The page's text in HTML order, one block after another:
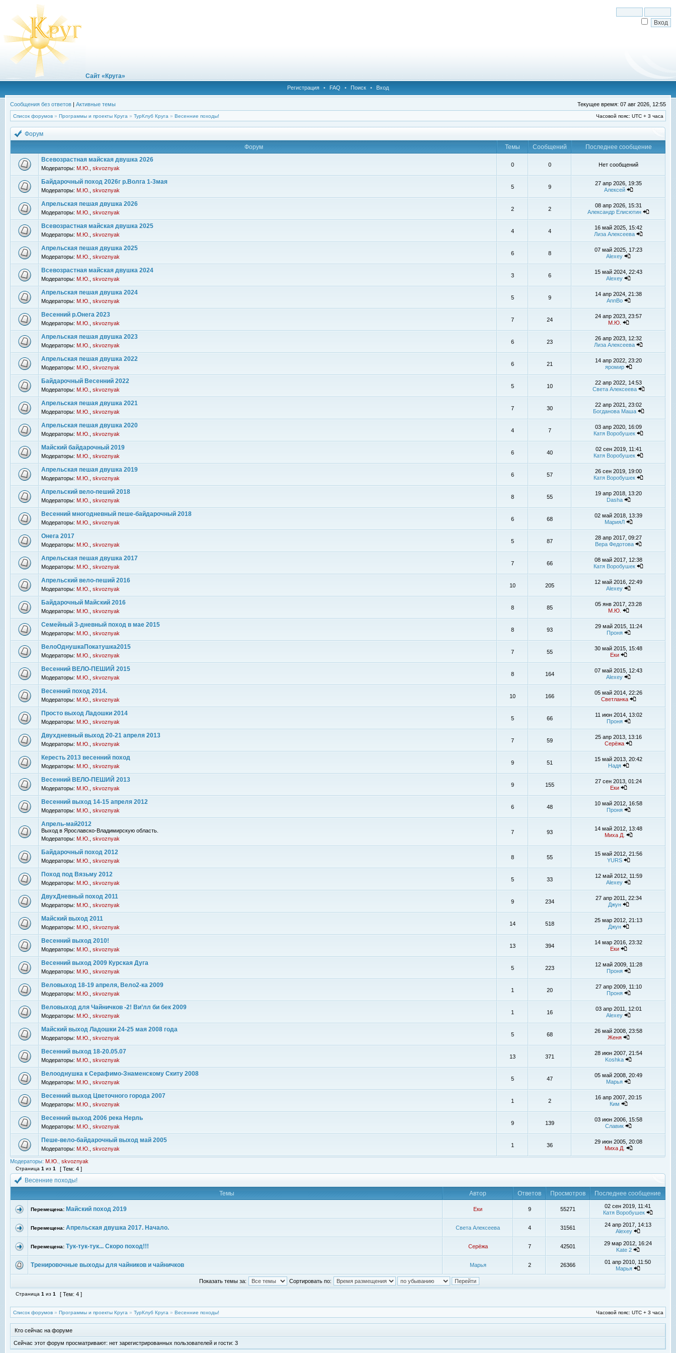
Сайт «Круга»
Регистрация • FAQ • Поиск • Вход
Сообщения без ответов | Активные темы Текущее время: 07 авг 2026, 12:55
Список форумов » Программы и проекты Круга » ТурКлуб Круга » Весенние походы! Часовой пояс: UTC + 3 часа
Форум
Форум
Темы Сообщений
Последнее сообщение
Всевозрастная майская двушка 2026
Модераторы: М.Ю. skvoznyak
0 0 Нет сообщений
Байдарочный поход 2026г р.Волга 1-3мая
Модераторы: М.Ю. skvoznyak
5 9
27 апр 2026, 19:35
Алексей
Апрельская пешая двушка 2026
Модераторы: М.Ю. skvoznyak
2 2
08 апр 2026, 15:31
Александр Елисютин
Всевозрастная майская двушка 2025
Модераторы: М.Ю. skvoznyak
4 4
16 май 2025, 15:42
Лиза Алексеева
Апрельская пешая двушка 2025
Модераторы: М.Ю. skvoznyak
6 8
07 май 2025, 17:23
Alexey
Всевозрастная майская двушка 2024
Модераторы: М.Ю. skvoznyak
3 6
15 май 2024, 22:43
Alexey
Апрельская пешая двушка 2024
Модераторы: М.Ю. skvoznyak
5 9
14 апр 2024, 21:38
AnnBo
Весенний р.Онега 2023
Модераторы: М.Ю. skvoznyak
7 24
24 апр 2023, 23:57
М.Ю.
Апрельская пешая двушка 2023
Модераторы: М.Ю. skvoznyak
6 23
26 апр 2023, 12:32
Лиза Алексеева
Апрельская пешая двушка 2022
Модераторы: М.Ю. skvoznyak
6 21
14 апр 2022, 23:20
яромир
Байдарочный Весенний 2022
Модераторы: М.Ю. skvoznyak
5 10
22 апр 2022, 14:53
Света Алексеева
Апрельская пешая двушка 2021
Модераторы: М.Ю. skvoznyak
7 30
22 апр 2021, 23:02
Богданова Маша
Апрельская пешая двушка 2020
Модераторы: М.Ю. skvoznyak
4 7
03 апр 2020, 16:09
Катя Воробушек
Майский байдарочный 2019
Модераторы: М.Ю. skvoznyak
6 40
02 сен 2019, 11:41
Катя Воробушек
Апрельская пешая двушка 2019
Модераторы: М.Ю. skvoznyak
6 57
26 сен 2019, 19:00
Катя Воробушек
Апрельский вело-пеший 2018
Модераторы: М.Ю. skvoznyak
8 55
19 апр 2018, 13:20
Dasha
Весенний многодневный пеше-байдарочный 2018
Модераторы: М.Ю. skvoznyak
6 68
02 май 2018, 13:39
МарияЛ
Онега 2017
Модераторы: М.Ю. skvoznyak
5 87
28 апр 2017, 09:27
Вера Федотова
Апрельская пешая двушка 2017
Модераторы: М.Ю. skvoznyak
7 66
08 май 2017, 12:38
Катя Воробушек
Апрельский вело-пеший 2016
Модераторы: М.Ю. skvoznyak
10 205
12 май 2016, 22:49
Alexey
Байдарочный Майский 2016
Модераторы: М.Ю. skvoznyak
8 85
05 янв 2017, 23:28
М.Ю.
Семейный 3-дневный поход в мае 2015
Модераторы: М.Ю. skvoznyak
8 93
29 май 2015, 11:24
Проня
ВелоОднушкаПокатушка2015
Модераторы: М.Ю. skvoznyak
7 55
30 май 2015, 15:48
Еки
Весенний ВЕЛО-ПЕШИЙ 2015
Модераторы: М.Ю. skvoznyak
8 164
07 май 2015, 12:43
Alexey
Весенний поход 2014.
Модераторы: М.Ю. skvoznyak
10 166
05 май 2014, 22:26
Светланка
Просто выход Ладошки 2014
Модераторы: М.Ю. skvoznyak
5 66
11 июн 2014, 13:02
Проня
Двухдневный выход 20-21 апреля 2013
Модераторы: М.Ю. skvoznyak
7 59
25 апр 2013, 13:16
Серёжа
Кересть 2013 весенний поход
Модераторы: М.Ю. skvoznyak
9 51
15 май 2013, 20:42
Надя
Весенний ВЕЛО-ПЕШИЙ 2013
Модераторы: М.Ю. skvoznyak
9 155
27 сен 2013, 01:24
Еки
Весенний выход 14-15 апреля 2012
Модераторы: М.Ю. skvoznyak
6 48
10 май 2012, 16:58
Проня
Апрель-май2012
Выход в Ярославско-Владимирскую область.
Модераторы: М.Ю. skvoznyak
7 93
14 май 2012, 13:48
Миха Д.
Байдарочный поход 2012
Модераторы: М.Ю. skvoznyak
8 55
15 май 2012, 21:56
YURS
Поход под Вязьму 2012
Модераторы: М.Ю. skvoznyak
5 33
12 май 2012, 11:59
Alexey
ДвухДневный поход 2011
Модераторы: М.Ю. skvoznyak
9 234
27 апр 2011, 22:34
Джун
Майский выход 2011
Модераторы: М.Ю. skvoznyak
14 518
25 мар 2012, 21:13
Джун
Весенний выход 2010!
Модераторы: М.Ю. skvoznyak
13 394
14 мар 2016, 23:32
Еки
Весенний выход 2009 Курская Дуга
Модераторы: М.Ю. skvoznyak
5 223
12 май 2009, 11:28
Проня
Веловыход 18-19 апреля, Вело2-ка 2009
Модераторы: М.Ю. skvoznyak
1 20
27 апр 2009, 11:10
Проня
Веловыход для Чайничков -2! Ви’лл би бек 2009
Модераторы: М.Ю. skvoznyak
1 16
03 апр 2011, 12:01
Alexey
Майский выход Ладошки 24-25 мая 2008 года
Модераторы: М.Ю. skvoznyak
5 68
26 май 2008, 23:58
Женя
Весенний выход 18-20.05.07
Модераторы: М.Ю. skvoznyak
13 371
28 июн 2007, 21:54
Koshka
Велооднушка к Серафимо-Знаменскому Скиту 2008
Модераторы: М.Ю. skvoznyak
5 47
05 май 2008, 20:49
Марья
Весенний выход Цветочного города 2007
Модераторы: М.Ю. skvoznyak
1 2
16 апр 2007, 20:15
Ким
Весенний выход 2006 река Нерль
Модераторы: М.Ю. skvoznyak
9 139
03 июн 2006, 15:58
Славик
Пеше-вело-байдарочный выход май 2005
Модераторы: М.Ю. skvoznyak
1 36
29 июн 2005, 20:08
Миха Д.
Модераторы: М.Ю. skvoznyak
Страница 1 из 1 [ Тем: 4 ]
Весенние походы!
Темы
Автор Ответов Просмотров Последнее сообщение
Перемещена: Майский поход 2019 Еки 9 55271
02 сен 2019, 11:41
Катя Воробушек
Перемещена: Апрельская двушка 2017. Начало. Света Алексеева 4 31561
24 апр 2017, 14:13
Alexey
Перемещена: Тук-тук-тук... Скоро поход!!! Серёжа 7 42501
29 мар 2012, 16:24
Kate 2
Тренировочные выходы для чайников и чайничков Марья 2 26366
01 апр 2010, 11:50
Марья
Показать темы за: Сортировать по:
Страница 1 из 1 [ Тем: 4 ]
Список форумов » Программы и проекты Круга » ТурКлуб Круга » Весенние походы! Часовой пояс: UTC + 3 часа
Кто сейчас на форуме
Сейчас этот форум просматривают: нет зарегистрированных пользователей и гости: 3